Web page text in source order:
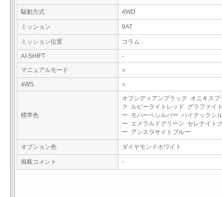
駆動方式 4WD
ミッション 9AT
ミッション位置 コラム
AI-SHIFT
-
マニュアルモード
○
4WS ○
標準色
オブシディアンブラック オニキスブ
ク ルビーライトレッド グラファイ
ー モハーベシルバー ハイテックシ
ー エメラルドグリーン セレナイト
ー アンスラサイトブルー
オプション色 ダイヤモンドホワイト
掲載コメント -